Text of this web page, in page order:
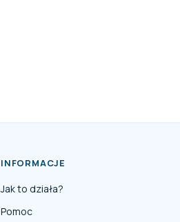
INFORMACJE
Jak to działa?
Pomoc